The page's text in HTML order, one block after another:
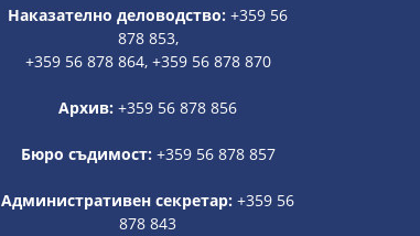
Наказателно деловодство:+359 56
878 853,
+359 56 878 864, +359 56 878 870
Архив:+359 56 878 856
Бюро съдимост: +359 56 878 857
Административен секретар:+359 56
878 843